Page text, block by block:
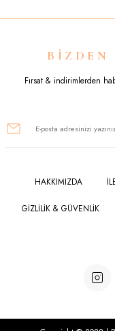
Ürün resmi kalitesiz,
Ürün açıklamasında
Ürün fiyatı diğer
BİZDEN
Fırsat & indirimlerden
HAKKIMIZDA
GİZLİLİK & GÜVENLİK